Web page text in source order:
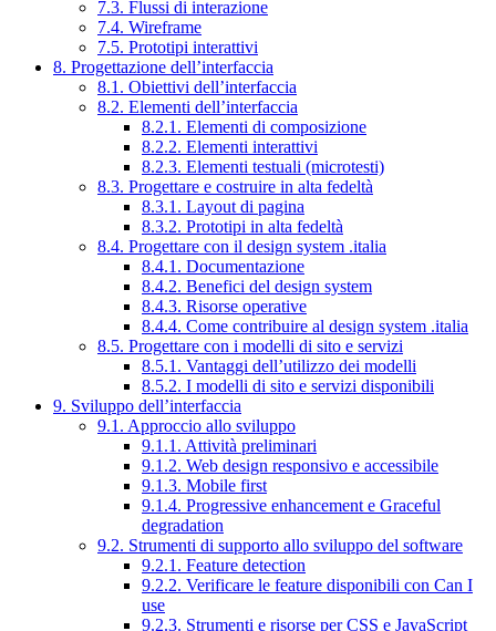
7.3. Flussi di interazione
7.4. Wireframe
7.5. Prototipi interattivi
8. Progettazione dell’interfaccia
8.1. Obiettivi dell’interfaccia
8.2. Elementi dell’interfaccia
8.2.1. Elementi di composizione
8.2.2. Elementi interattivi
8.2.3. Elementi testuali (microtesti)
8.3. Progettare e costruire in alta fedeltà
8.3.1. Layout di pagina
8.3.2. Prototipi in alta fedeltà
8.4. Progettare con il design system .italia
8.4.1. Documentazione
8.4.2. Benefici del design system
8.4.3. Risorse operative
8.4.4. Come contribuire al design system .italia
8.5. Progettare con i modelli di sito e servizi
8.5.1. Vantaggi dell’utilizzo dei modelli
8.5.2. I modelli di sito e servizi disponibili
9. Sviluppo dell’interfaccia
9.1. Approccio allo sviluppo
9.1.1. Attività preliminari
9.1.2. Web design responsivo e accessibile
9.1.3. Mobile first
9.1.4. Progressive enhancement e Graceful
degradation
9.2. Strumenti di supporto allo sviluppo del software
9.2.1. Feature detection
9.2.2. Verificare le feature disponibili con Can I
use
9.2.3. Strumenti e risorse per CSS e JavaScript